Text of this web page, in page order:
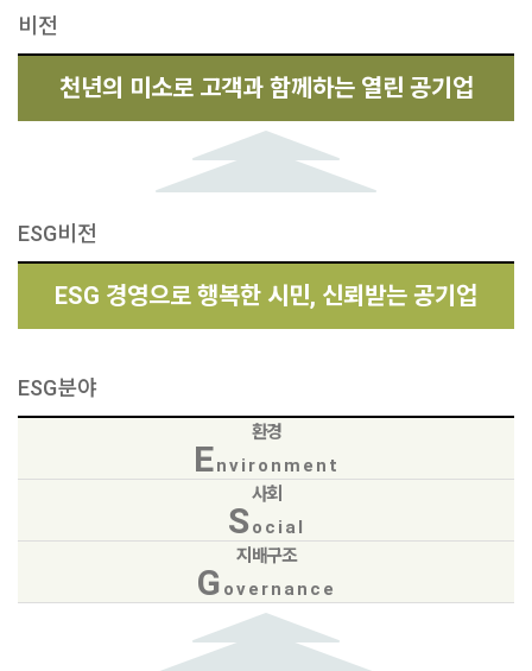
비전
천년의 미소로 고객과 함께하는 열린 공기업
ESG비전
ESG 경영으로 행복한 시민, 신뢰받는 공기업
ESG분야
환경
Environment
사회
Social
지배구조
G overnance